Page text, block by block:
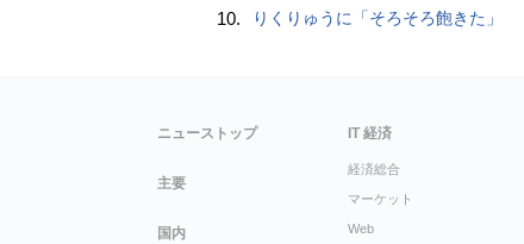
10. りくりゅうに「そろそろ飽きた」
ニューストップ
主要
国内
IT 経済
経済総合
マーケット
Web